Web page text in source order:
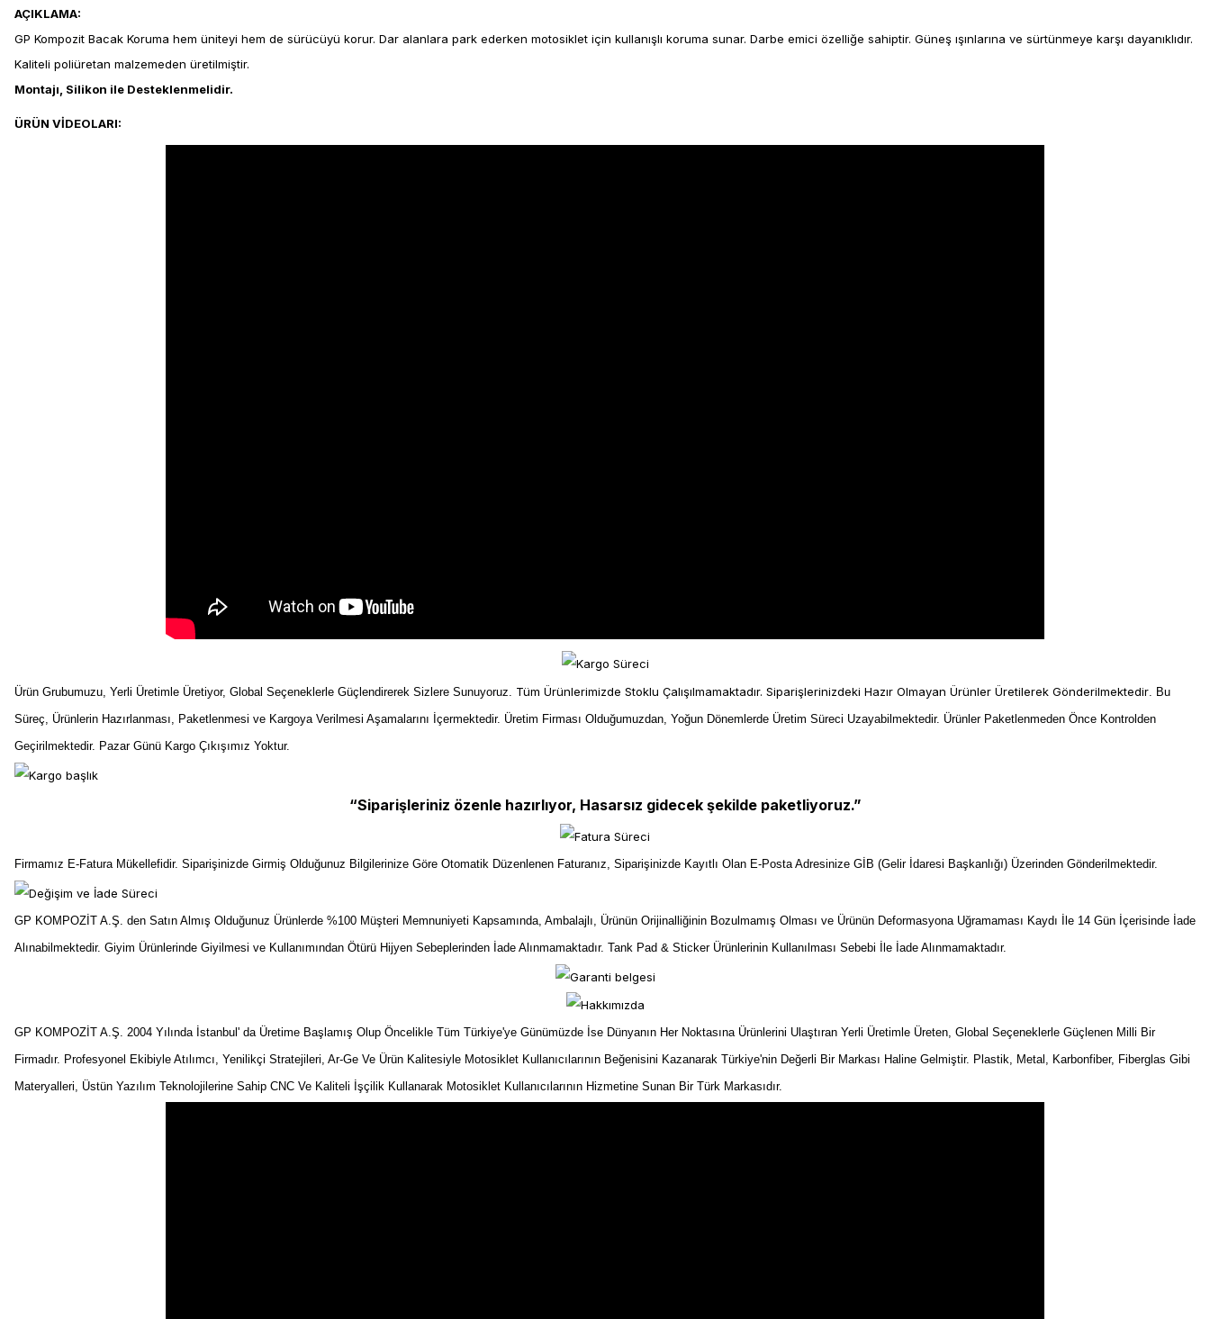
AÇIKLAMA:
GP Kompozit Bacak Koruma hem üniteyi hem de sürücüyü korur. Dar alanlara park ederken motosiklet için kullanışlı koruma sunar. Darbe emici özelliğe sahiptir. Güneş ışınlarına ve sürtünmeye karşı dayanıklıdır.
Kaliteli poliüretan malzemeden üretilmiştir.
Montajı, Silikon ile Desteklenmelidir.
ÜRÜN VİDEOLARI:
Ürün Grubumuzu, Yerli Üretimle Üretiyor, Global Seçeneklerle Güçlendirerek Sizlere Sunuyoruz. Tüm Ürünlerimizde Stoklu Çalışılmamaktadır. Siparişlerinizdeki Hazır Olmayan Ürünler Üretilerek Gönderilmektedir. Bu
Süreç, Ürünlerin Hazırlanması, Paketlenmesi ve Kargoya Verilmesi Aşamalarını İçermektedir. Üretim Firması Olduğumuzdan, Yoğun Dönemlerde Üretim Süreci Uzayabilmektedir. Ürünler Paketlenmeden Önce Kontrolden
Geçirilmektedir. Pazar Günü Kargo Çıkışımız Yoktur.
“Siparişleriniz özenle hazırlıyor, Hasarsız gidecek şekilde paketliyoruz.”
Firmamız E-Fatura Mükellefidir. Siparişinizde Girmiş Olduğunuz Bilgilerinize Göre Otomatik Düzenlenen Faturanız, Siparişinizde Kayıtlı Olan E-Posta Adresinize GİB (Gelir İdaresi Başkanlığı) Üzerinden Gönderilmektedir.
GP KOMPOZİT A.Ş. den Satın Almış Olduğunuz Ürünlerde %100 Müşteri Memnuniyeti Kapsamında, Ambalajlı, Ürünün Orijinalliğinin Bozulmamış Olması ve Ürünün Deformasyona Uğramaması Kaydı İle 14 Gün İçerisinde İade
Alınabilmektedir. Giyim Ürünlerinde Giyilmesi ve Kullanımından Ötürü Hijyen Sebeplerinden İade Alınmamaktadır. Tank Pad & Sticker Ürünlerinin Kullanılması Sebebi İle İade Alınmamaktadır.
GP KOMPOZİT A.Ş. 2004 Yılında İstanbul' da Üretime Başlamış Olup Öncelikle Tüm Türkiye'ye Günümüzde İse Dünyanın Her Noktasına Ürünlerini Ulaştıran Yerli Üretimle Üreten, Global Seçeneklerle Güçlenen Milli Bir
Firmadır. Profesyonel Ekibiyle Atılımcı, Yenilikçi Stratejileri, Ar-Ge Ve Ürün Kalitesiyle Motosiklet Kullanıcılarının Beğenisini Kazanarak Türkiye'nin Değerli Bir Markası Haline Gelmiştir. Plastik, Metal, Karbonfiber, Fiberglas Gibi
Materyalleri, Üstün Yazılım Teknolojilerine Sahip CNC Ve Kaliteli İşçilik Kullanarak Motosiklet Kullanıcılarının Hizmetine Sunan Bir Türk Markasıdır.